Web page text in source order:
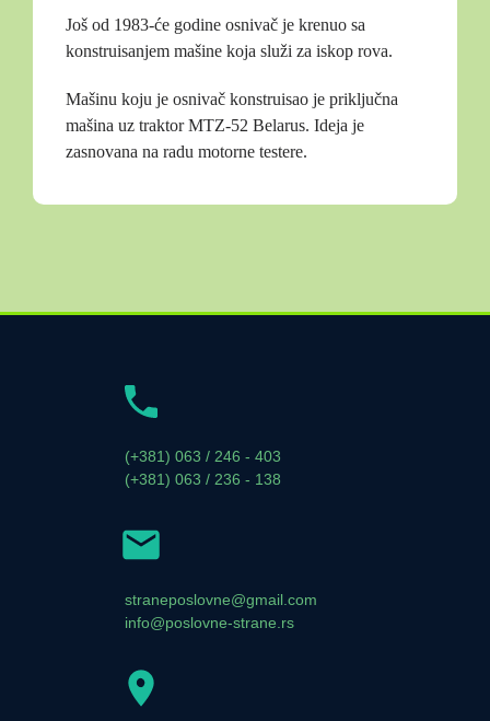
Još od 1983-će godine osnivač je krenuo sa
konstruisanjem mašine koja služi za iskop rova.
Mašinu koju je osnivač konstruisao je priključna
mašina uz traktor MTZ-52 Belarus. Ideja je
zasnovana na radu motorne testere.
(+381) 063 / 246 - 403
(+381) 063 / 236 - 138
straneposlovne@gmail.com
info@poslovne-strane.rs